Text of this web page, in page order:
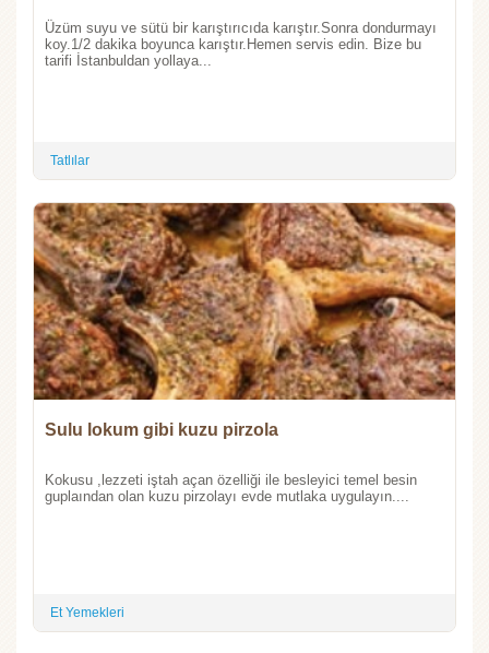
Üzüm suyu ve sütü bir karıştırıcıda karıştır.Sonra dondurmayı
koy.1/2 dakika boyunca karıştır.Hemen servis edin. Bize bu
tarifi İstanbuldan yollaya...
Tatlılar
Sulu lokum gibi kuzu pirzola
Kokusu ,lezzeti iştah açan özelliği ile besleyici temel besin
guplaından olan kuzu pirzolayı evde mutlaka uygulayın....
Et Yemekleri